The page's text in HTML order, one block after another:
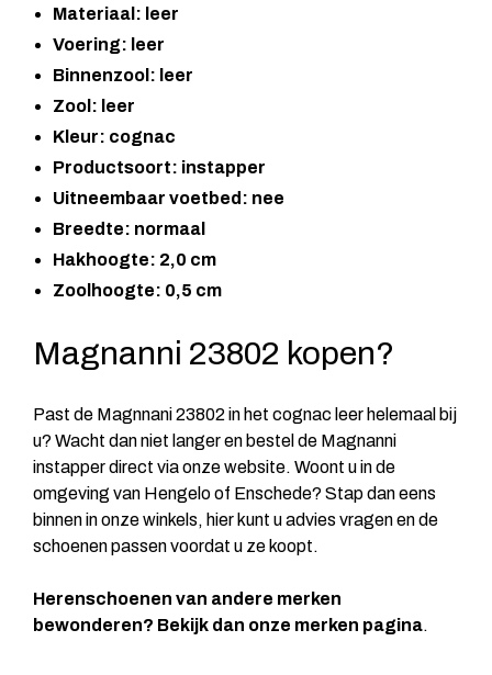
Materiaal: leer
Voering: leer
Binnenzool: leer
Zool: leer
Kleur: cognac
Productsoort: instapper
Uitneembaar voetbed: nee
Breedte: normaal
Hakhoogte: 2,0 cm
Zoolhoogte: 0,5 cm
Magnanni 23802 kopen?
Past de Magnnani 23802 in het cognac leer helemaal bij
u? Wacht dan niet langer en bestel de Magnanni
instapper direct via onze website. Woont u in de
omgeving van Hengelo of Enschede? Stap dan eens
binnen in onze winkels, hier kunt u advies vragen en de
schoenen passen voordat u ze koopt.
Herenschoenen van andere merken
bewonderen? Bekijk dan onze merken pagina.